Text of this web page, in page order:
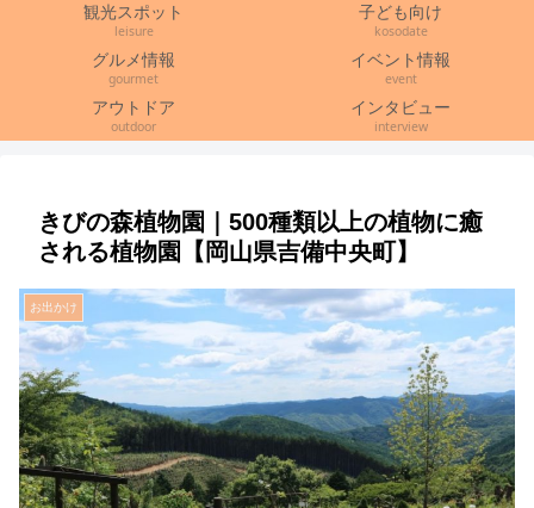
観光スポット
leisure
子ども向け
kosodate
グルメ情報
gourmet
イベント情報
event
アウトドア
outdoor
インタビュー
interview
きびの森植物園｜500種類以上の植物に癒
される植物園【岡山県吉備中央町】
お出かけ